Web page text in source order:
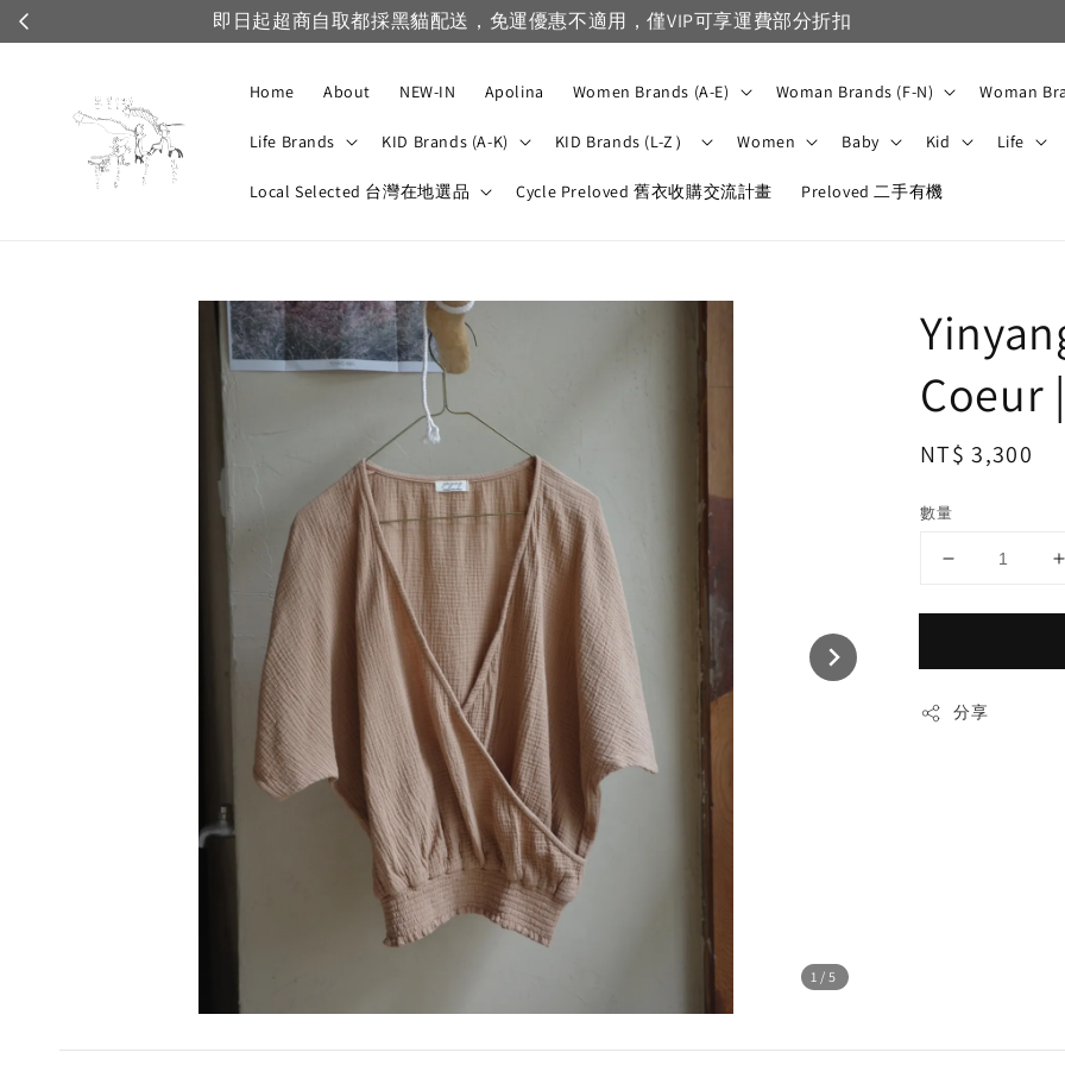
VIP滿1500免運，一般會員滿3500免運
Home About NEW-IN Apolina Women Brands (A-E) Woman Brands (F-N) Woman
Life Brands KID Brands (A-K) KID Brands (L-Z） Women Baby Kid Life
Local Selected 台灣在地選品 Cycle Preloved 舊衣收購交流計畫 Preloved 二手有機
1 /5
Coeur
Regular
NT$ 3,300
數量
分享